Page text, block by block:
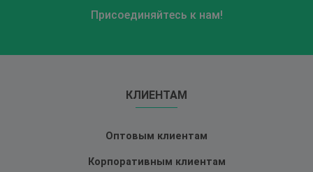
Присоединяйтесь к нам!
КЛИЕНТАМ
Оптовым клиентам
Корпоративным клиентам